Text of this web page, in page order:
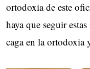
ortodoxia de este
haya que seguir
caga en la ortodoxia